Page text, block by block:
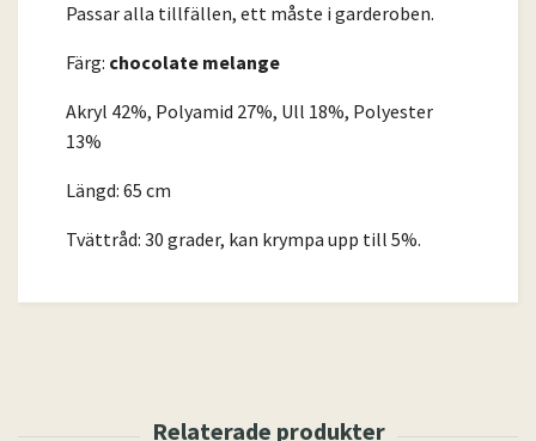
Passar alla tillfällen, ett måste i garderoben.
Färg: chocolate melange
Akryl 42%, Polyamid 27%, Ull 18%, Polyester
13%
Längd: 65 cm
Tvättråd: 30 grader, kan krympa upp till 5%.